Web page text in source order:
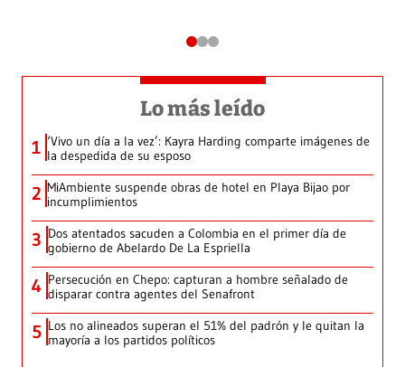
Lo más leído
1 ‘Vivo un día a la vez’: Kayra Harding comparte imágenes de
la despedida de su esposo
2 MiAmbiente suspende obras de hotel en Playa Bijao por
incumplimientos
3 Dos atentados sacuden a Colombia en el primer día de
gobierno de Abelardo De La Espriella
4 Persecución en Chepo: capturan a hombre señalado de
disparar contra agentes del Senafront
5 Los no alineados superan el 51% del padrón y le quitan la
mayoría a los partidos políticos